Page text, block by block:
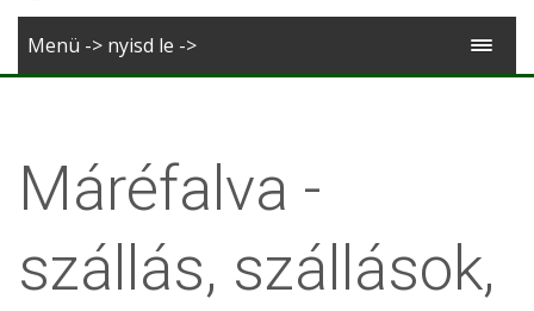
Deutsch
Menü -> nyisd le ->
Máréfalva -
szállás, szállások,